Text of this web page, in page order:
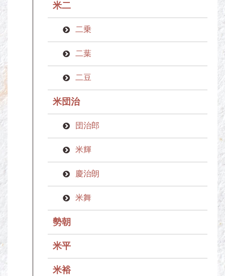
米二
二乗
二葉
二豆
米団治
団治郎
米輝
慶治朗
米舞
勢朝
米平
米裕